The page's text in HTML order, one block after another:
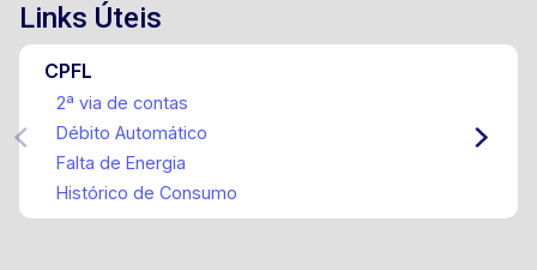
Links Úteis
CPFL
2ª via de contas
Débito Automático
Falta de Energia
Histórico de Consumo